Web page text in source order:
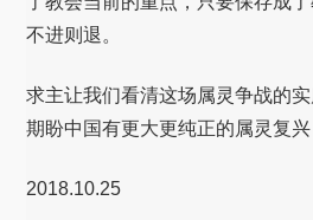
不进则退。
求主让我们看清这场属灵争战的
期盼中国有更大更纯正的属灵复兴
2018.10.25